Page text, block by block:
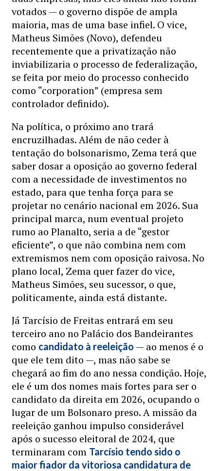
votados — o governo dispõe de ampla
maioria, mas de uma base infiel. O vice,
Matheus Simões (Novo), defendeu
recentemente que a privatização não
inviabilizaria o processo de federalização,
se feita por meio do processo conhecido
como “corporation” (empresa sem
controlador definido).
Na política, o próximo ano trará
encruzilhadas. Além de não ceder à
tentação do bolsonarismo, Zema terá que
saber dosar a oposição ao governo federal
com a necessidade de investimentos no
estado, para que tenha força para se
projetar no cenário nacional em 2026. Sua
principal marca, num eventual projeto
rumo ao Planalto, seria a de “gestor
eficiente”, o que não combina nem com
extremismos nem com oposição raivosa. No
plano local, Zema quer fazer do vice,
Matheus Simões, seu sucessor, o que,
politicamente, ainda está distante.
Já Tarcísio de Freitas entrará em seu
terceiro ano no Palácio dos Bandeirantes
como candidato à reeleição — ao menos é o
que ele tem dito —, mas não sabe se
chegará ao fim do ano nessa condição. Hoje,
ele é um dos nomes mais fortes para ser o
candidato da direita em 2026, ocupando o
lugar de um Bolsonaro preso. A missão da
reeleição ganhou impulso considerável
após o sucesso eleitoral de 2024, que
terminaram com Tarcísio tendo sido o
maior fiador da vitoriosa candidatura de